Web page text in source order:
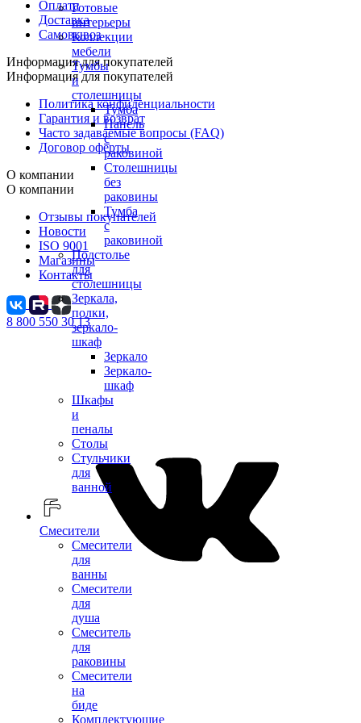
Готовые
интерьеры
Коллекции
мебели
Тумбы
и
столешницы
Тумба
Панель
с
раковиной
Столешницы
без
раковины
Тумба
с
раковиной
Подстолье
для
столешницы
Зеркала,
полки,
зеркало-
шкаф
Зеркало
Зеркало-
шкаф
Шкафы
и
пеналы
Столы
Стульчики
для
ванной
Смесители
Смесители
для
ванны
Смесители
для
душа
Смеситель
для
раковины
Смесители
на
биде
Комплектующие
Оплата
Доставка
Самовывоз
Информация для покупателей
Информация для покупателей
Политика конфиденциальности
Гарантия и возврат
Часто задаваемые вопросы (FAQ)
Договор оферты
О компании
О компании
Отзывы покупателей
Новости
ISO 9001
Магазины
Контакты
8 800 550 30 13